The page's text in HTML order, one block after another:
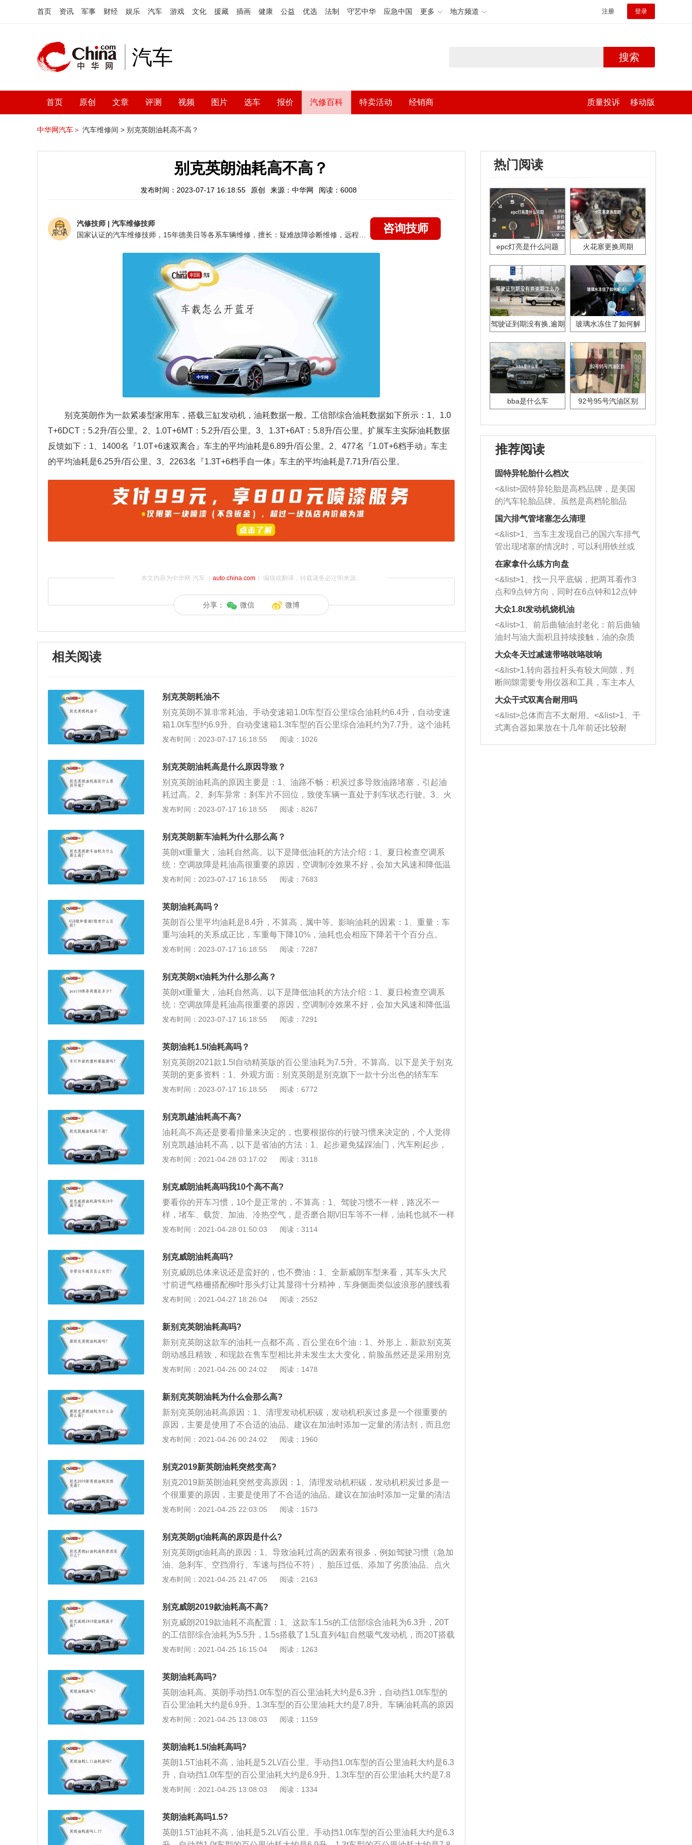
首页 资讯 军事 财经 娱乐 汽车 游戏 文化 援藏 插画 健康 公益 优选 法制 守艺中华 应急中国 更多 地方频道 注册 登录
汽车 搜索
首页 原创 文章 评测 视频 图片 选车 报价 汽修百科 特卖活动 经销商 质量投诉 移动版
中华网汽车＞ 汽车维修间 > 别克英朗油耗高不高？
别克英朗油耗高不高？
发布时间：2023-07-17 16:18:55 原创 来源：中华网 阅读：6008
汽修技师 | 汽车维修技师
咨询技师
别克英朗作为一款紧凑型家用车，搭载三缸发动机，油耗数据一般。工信部综合油耗数据如下所示：1、1.0
T+6DCT：5.2升/百公里。2、1.0T+6MT：5.2升/百公里。3、1.3T+6AT：5.8升/百公里。扩展车主实际油耗数据
反馈如下：1、1400名『1.0T+6速双离合』车主的平均油耗是6.89升/百公里。2、477名『1.0T+6档手动』车主
的平均油耗是6.25升/百公里。3、2263名『1.3T+6档手自一体』车主的平均油耗是7.71升/百公里。
本文内容为中华网·汽车（ auto.china.com）编辑或翻译，转载请务必注明来源。
分享： 微信 微博
相关阅读
别克英朗耗油不
别克英朗不算非常耗油。手动变速箱1.0t车型百公里综合油耗约6.4升，自动变速
箱1.0t车型约6.9升。自动变速箱1.3t车型的百公里综合油耗约为7.7升。这个油耗
在同级中处于中等水平，所以这款车不是很耗油。英朗是别克旗下一款紧凑型三
挡手自一体变速箱，其中1.5L自然吸气也是其最热销的版本。别克英朗的油耗介
绍：1、1.6L手动舒适天窗版2012款的综合工况油耗百公里6.9L。2、1.6L自动舒
适天窗版2012款的综合工况油耗百公里7.6L。3、1.6T自动时尚运动型真皮款201
1款的综合工况油耗百公里8.2L。4、1.8L自动时尚型真皮款2011款的综合工况油
耗百公里7.9L。
发布时间：2023-07-17 16:18:55 阅读：1026
别克英朗油耗高是什么原因导致？
别克英朗油耗高的原因主要是：1、油路不畅：积炭过多导致油路堵塞，引起油
耗过高。2、刹车异常：刹车片不回位，致使车辆一直处于刹车状态行驶。3、火
花塞故障：一般火花塞在车辆行驶两、三万公里时需要更换，如果感觉车辆油耗
养需要及时更换空气滤芯，否则可能会导致进气不畅，引起油耗升高的问题。
发布时间：2023-07-17 16:18:55 阅读：8267
别克英朗新车油耗为什么那么高？
英朗xt重量大，油耗自然高。以下是降低油耗的方法介绍：1、夏日检查空调系
统：空调故障是耗油高很重要的原因，空调制冷效果不好，会加大风速和降低温
度，以达到凉爽的效果。2、频繁急刹：频繁的急刹，是导致汽车油耗居高不下
不宜开启过猛：在太阳底下暴晒的车辆，上车后不宜立即开启空调。先开启车
窗，在不开启空调的前提下把风机调至较高档位，驱赶走车内的热气，等车辆适
度降温后，再开启空调。
发布时间：2023-07-17 16:18:55 阅读：7683
英朗油耗高吗？
英朗百公里平均油耗是8.4升，不算高，属中等。影响油耗的因素：1、重量：车
重与油耗的关系成正比，车重每下降10%，油耗也会相应下降若干个百分点。
2、造型：车身风阻小，油耗会显著下降，这两者的关系也成正比。3、热效率：
的比例）达到30%多，而柴油机已超过了40%，这就是为什么柴油机比汽油机油
耗低的主要原因。发动机功率与排量之比称为升功率，表示发动机每升容积能发
出多少功率。这个比值越高，说明发动机技术越先进。4、车况：良好的车况是
节油的根本。许多司机对车辆十分爱护，不过由于汽车知识缺乏，许多人对车辆
的爱护只限于保持清洁上，而其他方面却常常忽视。其实，科学的保养能使汽车
坏才知道。5、路况：行驶路况是影响油耗的重要因素。汽车都有自己的“经济时
速”，一般设计在70～90公里区域内。如果在这个速度内，能够畅通无阻地在城
市中行驶，那么油耗大小与标准试验场中的试验中的试验数值应比较接近。当汽
导致油耗成倍增加。随着汽车时代的来临，非专业司机越来越多，这就难免产生
大。
发布时间：2023-07-17 16:18:55 阅读：7287
别克英朗xt油耗为什么那么高？
英朗xt重量大，油耗自然高。以下是降低油耗的方法介绍：1、夏日检查空调系
统：空调故障是耗油高很重要的原因，空调制冷效果不好，会加大风速和降低温
度，以达到凉爽的效果。2、频繁急刹：频繁的急刹，是导致汽车油耗居高不下
不宜开启过猛：在太阳底下暴晒的车辆，上车后不宜立即开启空调。先开启车
窗，在不开启空调的前提下把风机调至较高档位，驱赶走车内的热气，等车辆适
度降温后，再开启空调。
发布时间：2023-07-17 16:18:55 阅读：7291
英朗油耗1.5l油耗高吗？
别克英朗2021款1.5l自动精英版的百公里油耗为7.5升。不算高。以下是关于别克
英朗的更多资料：1、外观方面：别克英朗是别克旗下一款十分出色的轿车车
型，该车型汲取了Rivera概念车的经典元素，整车不仅外观时尚大气，而且动力
自一体变速器，油箱容积为44L，一箱油，别克英朗最少可以行驶500km。
发布时间：2023-07-17 16:18:55 阅读：6772
别克凯越油耗高不高?
油耗高不高还是要看排量来决定的，也要根据你的行驶习惯来决定的，个人觉得
别克凯越油耗不高，以下是省油的方法：1、起步避免猛踩油门，汽车刚起步，
如果猛踩油门会造成油耗增大，比较省油的方法是轻踩油门，让汽车缓慢起步；
油，相反，时快时慢的车速会增加油耗；3、怠速不超过10分钟，怠速时间过长
的，会增加一部分油耗，特别是堵车时，如果5分钟以上的堵车，最好关闭发动
机，如果车辆在等候时，超过10分钟以上就要关闭发动机，时间长了就会费油
的。
发布时间：2021-04-28 03:17:02 阅读：3118
别克威朗油耗高吗我10个高不高?
要看你的开车习惯，10个是正常的，不算高：1、驾驶习惯不一样，路况不一
样，堵车、载货、加油、冷热空气，是否磨合期\/旧车等不一样，油耗也就不一样
的，一般综合油耗在8-10个左右吧；2、多少个油的意思是百公里多少升油，个
的，如百公里的燃油消耗量为10升，即车辆行驶100公里需要10升汽油。
发布时间：2021-04-28 01:50:03 阅读：3114
别克威朗油耗高吗?
别克威朗总体来说还是蛮好的，也不费油：1、全新威朗车型来看，其车头大尺
寸前进气格栅搭配柳叶形头灯让其显得十分精神，车身侧面类似波浪形的腰线看
上去颇为动感，而尾部造型则变得更加规整也更加耐看。新英朗最大的改变是更
内饰方面依然保持了老款别克威朗的设计，米色与黑色的双色搭配也提升不少家
庭用车的温馨氛围，三幅式多功能方向盘，仪表盘，中控面板的位置依然是熟悉
的味道，不过并没有配置流行的电子手刹设计，依然是老土的机械手刹；3、新
威朗采用全新小型发动机架构的的1.3T双喷射涡轮增压发动机，发动机最大功率
为120kW，最大扭矩为230Nm，不有着优于上一代产品的性能表现，同时在油耗
发布时间：2021-04-27 18:26:04 阅读：2552
新别克英朗油耗高吗?
新别克英朗这款车的油耗一点都不高，百公里在6个油：1、外形上，新款别克英
朗动感且精致，和现款在售车型相比并未发生太大变化，前脸虽然还是采用别克
最新的家族设计飞翼式进气格栅，但却把车标两侧的飞行翼加长了，与柳叶般的
2、前保险杠下方，也是保留分体式熏黑下进气格栅，继续为整车增添运动感；
3、新款别克英朗车身侧面依然采用上下两条非常简约的腰线营造出较为低调的
家用属性；4、而在车身尺寸方面，根据申报信息可知，新款别克英朗长宽高分
别为4609\/1798\/1464mm，轴距为2640mm，虽然这样的车身数据并不入流，但
对于这款定位为家用紧凑级家用的车型，这已经能够很好的满足日常出行需求。
发布时间：2021-04-26 00:24:02 阅读：1478
新别克英朗油耗为什么会那么高?
新别克英朗油耗高原因：1、清理发动机积碳，发动机积炭过多是一个很重要的
原因，主要是使用了不合适的油品。建议在加油时添加一定量的清洁剂，而且您
在清洗完之后，最好开车跑一段高速，这样有利于增加排气量，让较强的气流带
主要是监控发动机油气配比情况，其一旦损坏，就会造成发动机油气配比失调，
耗油量肯定会突然增高。氧传感器损坏后，车辆在行驶过程中，排气筒会排出颜
色较深的尾气，此时应该更换氧传感器；3、定期更换三滤，车辆在使用过程
中，机油滤清器、空气滤清器和汽油滤清器是必须定期更换的，如果长时间未
换，它们就会变得脏腻，影响使用，并给发动机控制单元传递错误信息，造成油
发布时间：2021-04-26 00:24:02 阅读：1960
别克2019新英朗油耗突然变高?
别克2019新英朗油耗突然变高原因：1、清理发动机积碳，发动机积炭过多是一
个很重要的原因，主要是使用了不合适的油品。建议在加油时添加一定量的清洁
剂，而且您在清洗完之后，最好开车跑一段高速，这样有利于增加排气量，让较
元，氧传感器主要是监控发动机油气配比情况，其一旦损坏，就会造成发动机油
气配比失调，耗油量肯定会突然增高。氧传感器损坏后，车辆在行驶过程中，排
气筒会排出颜色较深的尾气，此时应该更换氧传感器；3、定期更换三滤，车辆
在使用过程中，机油滤清器、空气滤清器和汽油滤清器是必须定期更换的，如果
长时间未换，它们就会变得脏腻，影响使用，并给发动机控制单元传递错误信
发布时间：2021-04-25 22:03:05 阅读：1573
别克英朗gt油耗高的原因是什么?
别克英朗gt油耗高的原因：1、导致油耗过高的因素有很多，例如驾驶习惯（急加
油、急刹车、空挡滑行、车速与挡位不符）、胎压过低、添加了劣质油品、点火
系统故障和电控系统故障等，这些故障都会增加车辆的燃油消耗；2、其次，如
片等这些部件，同样会导致油耗增加。再有就是积碳和电控系统的故障，例如节
气门体、怠速阀和喷油器的积碳，氧传感器、空气流量计和水温传感器信号失准
等，这些都会影响到车辆的燃油消耗，油耗过高需要进行全面检查；3、如果车
辆一直在4s店正常保养，油耗过高重点检查电控系统各部件的工作状况。关于动
力的问题，建议您先跑跑高速试试看，拉高速后应该会有所好转。
发布时间：2021-04-25 21:47:05 阅读：2163
别克威朗2019款油耗高不高?
别克威朗2019款油耗不高配置：1、这款车1.5s的工信部综合油耗为6.3升，20T
的工信部综合油耗为5.5升，1.5s搭载了1.5L直列4缸自然吸气发动机，而20T搭载
了1.3T直列3缸涡轮增压发动机，而在变速箱方面，1.5s的变速器是6挡手自一体
况四驱系统”，都是以前轮驱动为基础的四驱系统；3、别克ENVISION的中文名
为“昂科威”，作为通用汽车全球全新一代战略车型，别克昂科威外形设计秉承了E
NVISION愿景概念车的设计精髓；4、现款车型有1.5T和2.0T两种排量可选，每
种排量都有两驱和四驱车型。1.5T搭配7挡双离合变速器、2.0T搭配6挡手自一体
变速器。
发布时间：2021-04-25 16:15:04 阅读：1263
英朗油耗高吗?
英朗油耗高。英朗手动挡1.0t车型的百公里油耗大约是6.3升，自动挡1.0t车型的
百公里油耗大约是6.9升。1.3t车型的百公里油耗大约是7.8升。车辆油耗高的原因
以及解决方法如下：1、发动机积碳，车子长期的运作，汽油在燃烧过程中，难
耗升高。需要清洗发动机积碳；2、火花塞故障，汽车火花塞的作用是用高压电
产生电火花点燃混合气。如果损坏会使点火能量下降，混合气燃烧不均匀，就将
导致车子提速减慢，油耗上升。更换新的火花塞或者清洗火花塞积碳；3、轮胎
胎压失常，汽车轮胎的压力不正常，也会对汽车的油耗产生影响。胎压过低或胎
面磨损严重时，轮胎跟路面的接触面积变大，摩擦增大，滚动阻力增大，油耗自
重就会增加，汽车行驶压力也会加大，汽车油耗也会升高。注意车辆载重即可；
5、喷油嘴雾化效果不好，出现这个情况可能就是汽车喷油嘴堵塞了，导致汽车
喷油嘴的效果受到很大影响，这样也会导致汽车油耗升高。更换喷油嘴即可；
发布时间：2021-04-25 13:08:03 阅读：1159
英朗油耗1.5l油耗高吗?
英朗1.5T油耗不高，油耗是5.2L\/百公里。手动挡1.0t车型的百公里油耗大约是6.3
升，自动挡1.0t车型的百公里油耗大约是6.9升。1.3t车型的百公里油耗大约是7.8
升。车辆油耗高的原因以及解决方法如下：1、发动机积碳，车子长期的运作，
的话，就会导致汽车油耗升高。需要清洗发动机积碳；2、火花塞故障，汽车火
花塞的作用是用高压电产生电火花点燃混合气。如果损坏会使点火能量下降，混
合气燃烧不均匀，就将导致车子提速减慢，油耗上升。更换新的火花塞或者清洗
发布时间：2021-04-25 13:08:03 阅读：1334
英朗油耗高吗1.5?
英朗1.5T油耗不高，油耗是5.2L\/百公里。手动挡1.0t车型的百公里油耗大约是6.3
热门阅读
epc灯亮是什么问题 火花塞更换周期
驾驶证到期没有换,逾期
玻璃水冻住了如何解
bba是什么车 92号95号汽油区别
推荐阅读
固特异轮胎什么档次
<&list>固特异轮胎是高档品牌，是美国
的汽车轮胎品牌。虽然是高档轮胎品
牌，但是中高低端的轮胎都有生产，这
也是为了更好的开拓市场。
国六排气管堵塞怎么清理
<&list>1、当车主发现自己的国六车排气
管出现堵塞的情况时，可以利用铁丝或
者是细棍，直接将杂物给取出来，如果
堵塞情况比较严重，也可以采取应急措
施。 <&list>2、直接利用木棍将所有的
杂物推到排气管里面的位置处，然后将
三元催化器拆解开，就可以将堵塞的东
西取出来。但如果是因为积碳过多引起
的堵塞，就需要将三元催化器泡在草酸
洗剂对堵塞的情况得到解决，将清洗剂
放在燃油箱中，与燃油混合后，车辆启
动时，就可以和汽油一起进入到燃烧
室，最后形成废气排出，就可以让三元
催化器得到清洗，排气管堵塞的情况就
能够得到解决。
在家拿什么练方向盘
<&list>1、找一只平底锅，把两耳看作3
点和9点钟方向，同时在6点钟和12点钟
方向做一个标记。 <&list>2、双手握住
一圈半的练习，往右同样也要打相同的
圈数。 <&list>3、最后强调要反复练
习，这样就可以形成肌肉记忆，在真实
驾驶车辆时，不需要记忆也能打好方
向。
大众1.8t发动机烧机油
<&list>1、前后曲轴油封老化：前后曲轴
油封与油大面积且持续接触，油的杂质
和发动机内持续温度变化使其密封效果
逐渐减弱，导致渗油或漏油。<&list>2、
活塞间隙过大：积碳会使活塞环与缸体
的间隙扩大，导致机油流入燃烧室中，
造成烧机油。<&list>3、机油粘度。使用
机油粘度过小的话，同样会有烧机油现
象，机油粘度过小具有很好的流动性，
大众冬天过减速带咯吱咯吱响
<&list>1.转向器拉杆头有较大间隙，判
断间隙需要专用仪器和工具，车主本人
无法制作，需要将车辆送到修理厂或4s
店；<&list>2.车辆半轴套管防尘罩破
裂，破裂后会出现漏油现象，使半轴磨
损严重，磨损的半轴容易损坏，产生异
响；<&list>3.稳定器的转向胶套和球头
大众干式双离合耐用吗
<&list>总体而言不太耐用。<&list>1、干
式离合器如果放在十几年前还比较耐